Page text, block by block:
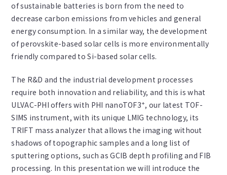
of sustainable batteries is born from the need to
decrease carbon emissions from vehicles and general
energy consumption. In a similar way, the development
of perovskite-based solar cells is more environmentally
friendly compared to Si-based solar cells.
The R&D and the industrial development processes
require both innovation and reliability, and this is what
ULVAC-PHI offers with PHI nanoTOF3+, our latest TOF-
SIMS instrument, with its unique LMIG technology, its
TRIFT mass analyzer that allows the imaging without
shadows of topographic samples and a long list of
sputtering options, such as GCIB depth profiling and FIB
processing. In this presentation we will introduce the